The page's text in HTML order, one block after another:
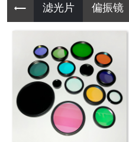
滤光片 偏振镜